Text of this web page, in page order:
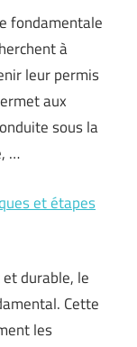
fondamentale
à
leur permis
aux
sous la
…
et étapes
durable, le
Cette
les